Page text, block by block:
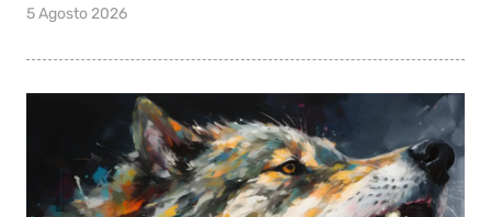
5 Agosto 2026